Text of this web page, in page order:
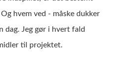
hvem ved - måske dukker
dag. Jeg gør i hvert fald
til projektet.